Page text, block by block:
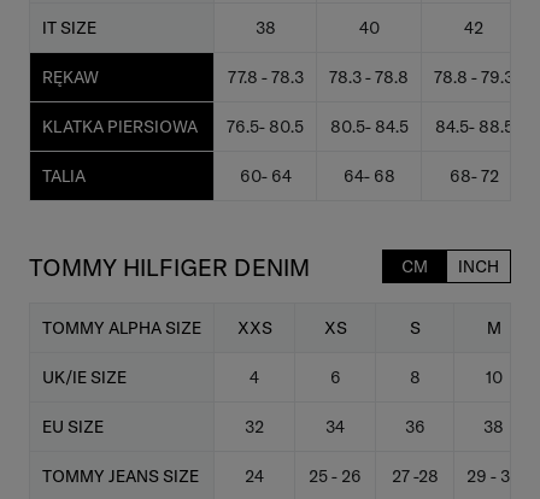
IT SIZE 38 40 42
RĘKAW 77.8 - 78.3 78.3 - 78.8 78.8 - 79.3
KLATKA PIERSIOWA 76.5- 80.5 80.5- 84.5 84.5- 88.5
TALIA 60- 64 64- 68 68- 72
TOMMY HILFIGER DENIM CM INCH
TOMMY ALPHA SIZE XXS XS S M
UK/IE SIZE 4 6 8 10
EU SIZE 32 34 36 38
TOMMY JEANS SIZE 24 25 - 26 27 -28 29 - 30